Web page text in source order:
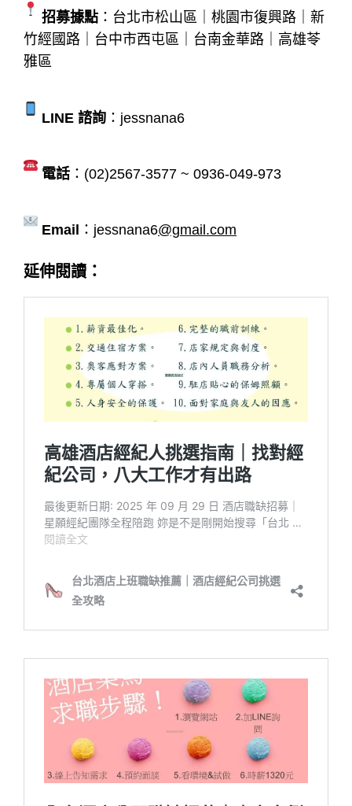
招募據點 ：台北市松山區｜桃園市復興路｜新
竹經國路｜台中市西屯區｜台南金華路｜高雄苓
雅區
LINE 諮詢 ：jessnana6
電話 ：(02)2567-3577 ~ 0936-049-973
Email ：jessnana6@gmail.com
延伸閱讀：